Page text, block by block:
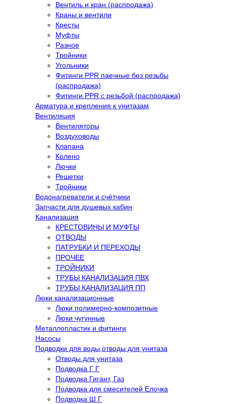
Вентиль и кран (распродажа)
Краны и вентили
Кресты
Муфты
Разное
Тройники
Угольники
Фитинги PPR паечные без резьбы
(распродажа)
Фитинги PPR с резьбой (распродажа)
Арматура и крепления к унитазам
Вентиляция
Вентиляторы
Воздуховоды
Клапана
Колено
Лючки
Решетки
Тройники
Водонагреватели и счётчики
Запчасти для душевых кабин
Канализация
КРЕСТОВИНЫ И МУФТЫ
ОТВОДЫ
ПАТРУБКИ И ПЕРЕХОДЫ
ПРОЧЕЕ
ТРОЙНИКИ
ТРУБЫ КАНАЛИЗАЦИЯ ПВХ
ТРУБЫ КАНАЛИЗАЦИЯ ПП
Люки канализационные
Люки полимерно-композитные
Люки чугунные
Металлопластик и фитинги
Насосы
Подводки для воды,отводы для унитаза
Отводы для унитаза
Подводка Г Г
Подводка Гигант, Газ
Подводка для смесителей Елочка
Подводка Ш Г